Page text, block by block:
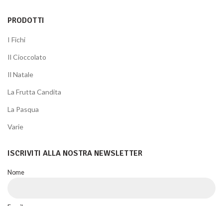
PRODOTTI
I Fichi
Il Cioccolato
Il Natale
La Frutta Candita
La Pasqua
Varie
ISCRIVITI ALLA NOSTRA NEWSLETTER
Nome